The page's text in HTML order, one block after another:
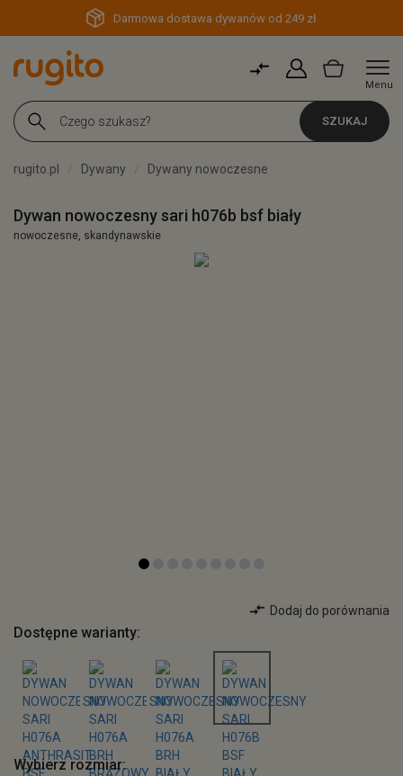
Darmowa dostawa dywanów od 249 zł
Menu
SZUKAJ
rugito.pl Dywany Dywany nowoczesne
Dywan nowoczesny sari h076b bsf biały
nowoczesne, skandynawskie
Dodaj do porównania
Dostępne warianty:
Wybierz rozmiar: